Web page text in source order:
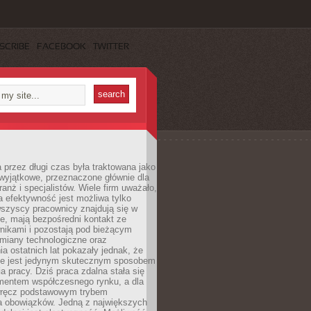
FACEBOOK TWITTER
przez długi czas była traktowana jako
przeznaczone głównie dla
i specjalistów. Wiele firm uważało,
efektywność jest możliwa tylko
pracownicy znajdują się w
mają bezpośredni kontakt ze
i pozostają pod bieżącym
technologiczne oraz
ostatnich lat pokazały jednak, że
jest jedynym skutecznym sposobem
pracy. Dziś praca zdalna stała się
współczesnego rynku, a dla
podstawowym trybem
obowiązków. Jedną z największych